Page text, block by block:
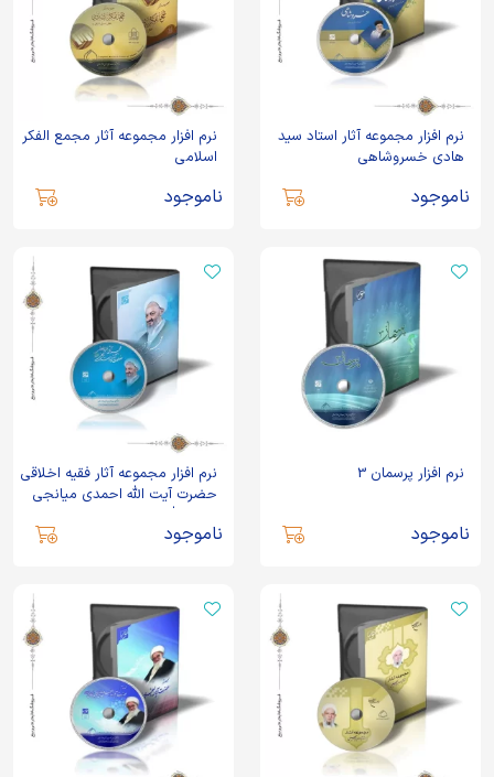
نرم افزار مجموعه آثار استاد سید
هادی خسروشاهی
ناموجود
نرم افزار مجموعه آثار مجمع الفکر
اسلامی
ناموجود
نرم افزار پرسمان 3
ناموجود
نرم افزار مجموعه آثار فقیه اخلاقی
حضرت آیت الله احمدی میانجی
ناموجود